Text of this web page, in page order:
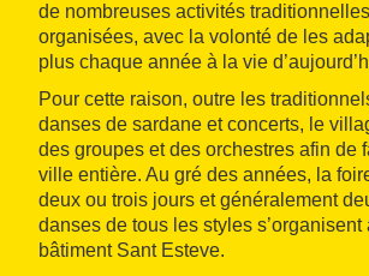
de nombreuses activités
organisées, avec la volonté de les
plus chaque année à la vie
Pour cette raison, outre les
danses de sardane et concerts, le
des groupes et des orchestres afin de
ville entière. Au gré des années, la
deux ou trois jours et généralement
danses de tous les styles s’organisent
bâtiment Sant Esteve.